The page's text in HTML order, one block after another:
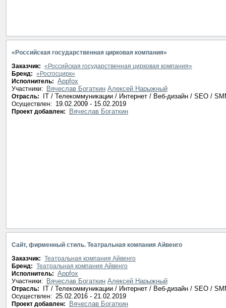
«Российская государственная цирковая компания»
Заказчик: «Российская государственная цирковая компания»
Бренд: «Росгосцирк»
Исполнитель: Appfox
Участники: Вячеслав Богаткин Алексей Нарыжный
Отрасль: IT / Телекоммуникации / Интернет / Веб-дизайн / SEO /
Осуществлен: 19.02.2009 - 15.02.2019
Проект добавлен: Вячеслав Богаткин
Сайт, фирменный стиль. Театральная компания Айвенго
Заказчик: Театральная компания Айвенго
Бренд: Театральная компания Айвенго
Исполнитель: Appfox
Участники: Вячеслав Богаткин Алексей Нарыжный
Отрасль: IT / Телекоммуникации / Интернет / Веб-дизайн / SEO /
Осуществлен: 25.02.2016 - 21.02.2019
Проект добавлен: Вячеслав Богаткин